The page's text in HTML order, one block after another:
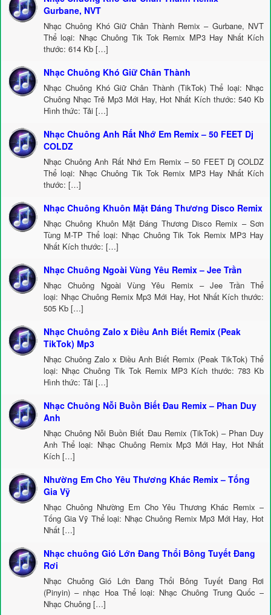
Gurbane, NVT
Nhạc Chuông Khó Giữ Chân Thành Remix – Gurbane, NVT
Thể loại: Nhạc Chuông Tik Tok Remix MP3 Hay Nhất Kích
thước: 614 Kb […]
Nhạc Chuông Khó Giữ Chân Thành
Nhạc Chuông Khó Giữ Chân Thành (TikTok) Thể loại: Nhạc
Chuông Nhạc Trẻ Mp3 Mới Hay, Hot Nhất Kích thước: 540 Kb
Hình thức: Tải […]
Nhạc Chuông Anh Rất Nhớ Em Remix – 50 FEET Dj
COLDZ
Nhạc Chuông Anh Rất Nhớ Em Remix – 50 FEET Dj COLDZ
Thể loại: Nhạc Chuông Tik Tok Remix MP3 Hay Nhất Kích
thước: […]
Nhạc Chuông Khuôn Mặt Đáng Thương Disco Remix
Nhạc Chuông Khuôn Mặt Đáng Thương Disco Remix – Sơn
Tùng M-TP Thể loại: Nhạc Chuông Tik Tok Remix MP3 Hay
Nhất Kích thước: […]
Nhạc Chuông Ngoài Vùng Yêu Remix – Jee Trần
Nhạc Chuông Ngoài Vùng Yêu Remix – Jee Trần Thể
loại: Nhạc Chuông Remix Mp3 Mới Hay, Hot Nhất Kích thước:
505 Kb […]
Nhạc Chuông Zalo x Điều Anh Biết Remix (Peak
TikTok) Mp3
Nhạc Chuông Zalo x Điều Anh Biết Remix (Peak TikTok) Thể
loại: Nhạc Chuông Tik Tok Remix MP3 Kích thước: 783 Kb
Hình thức: Tải […]
Nhạc Chuông Nỗi Buồn Biết Đau Remix – Phan Duy
Anh
Nhạc Chuông Nỗi Buồn Biết Đau Remix (TikTok) – Phan Duy
Anh Thể loại: Nhạc Chuông Remix Mp3 Mới Hay, Hot Nhất
Kích […]
Nhường Em Cho Yêu Thương Khác Remix – Tống
Gia Vỹ
Nhạc Chuông Nhường Em Cho Yêu Thương Khác Remix –
Tống Gia Vỹ Thể loại: Nhạc Chuông Remix Mp3 Mới Hay, Hot
Nhất […]
Nhạc chuông Gió Lớn Đang Thổi Bông Tuyết Đang
Rơi
Nhạc Chuông Gió Lớn Đang Thổi Bông Tuyết Đang Rơi
(Pinyin) – nhạc Hoa Thể loại: Nhạc Chuông Trung Quốc –
Nhạc Chuông […]